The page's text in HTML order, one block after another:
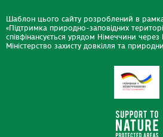
Шаблон цього сайту розроблений в
«Підтримка природно-заповідних
співфінансується урядом Німеччини
Міністерство захисту довкілля та